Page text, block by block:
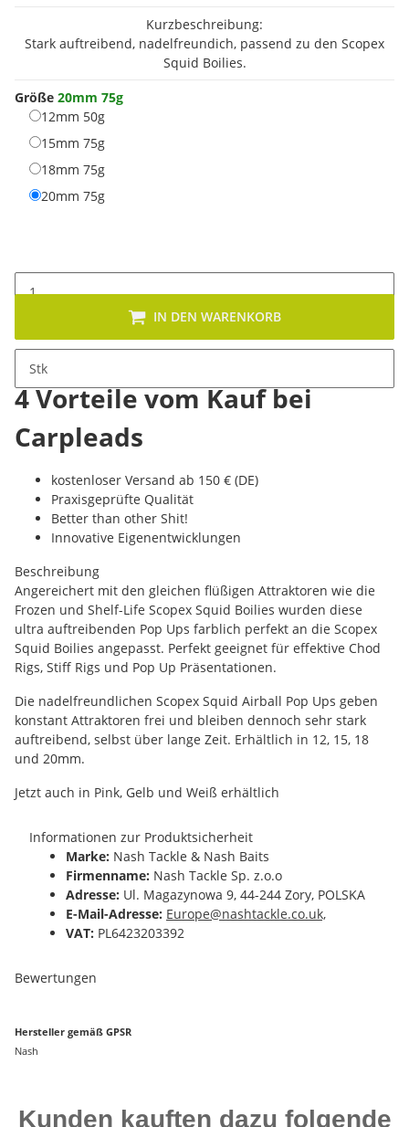
Kurzbeschreibung:
Stark auftreibend, nadelfreundich, passend zu den Scopex
Squid Boilies.
Größe 20mm 75g
12mm 50g12mm 50g
15mm 75g15mm 75g
18mm 75g18mm 75g
20mm 75g20mm 75g
Stk
IN DEN WARENKORB
4 Vorteile vom Kauf bei
Carpleads
kostenloser Versand ab 150 € (DE)
Praxisgeprüfte Qualität
Better than other Shit!
Innovative Eigenentwicklungen
Beschreibung
Angereichert mit den gleichen flüßigen Attraktoren wie die
Frozen und Shelf-Life Scopex Squid Boilies wurden diese
ultra auftreibenden Pop Ups farblich perfekt an die Scopex
Squid Boilies angepasst. Perfekt geeignet für effektive Chod
Rigs, Stiff Rigs und Pop Up Präsentationen.
Die nadelfreundlichen Scopex Squid Airball Pop Ups geben
konstant Attraktoren frei und bleiben dennoch sehr stark
auftreibend, selbst über lange Zeit. Erhältlich in 12, 15, 18
und 20mm.
Jetzt auch in Pink, Gelb und Weiß erhältlich
Informationen zur Produktsicherheit
Marke: Nash Tackle & Nash Baits
Firmenname: Nash Tackle Sp. z.o.o
Adresse: Ul. Magazynowa 9, 44-244 Zory, POLSKA
E-Mail-Adresse: Europe@nashtackle.co.uk,
VAT: PL6423203392
Bewertungen
Hersteller gemäß GPSR
Nash
Kunden kauften dazu folgende